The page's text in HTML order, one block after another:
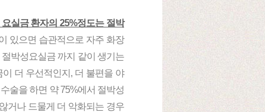
실금 환자의 25%정도는 절박
있으면 습관적으로 자주 화장
박성요실금 까지 같이 생기는
더 우선적인지, 더 불편을 야
술을 하면 약 75%에서 절박성
거나 드물게 더 악화되는 경우